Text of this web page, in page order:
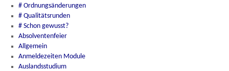
# Ordnungsänderungen
# Qualitätsrunden
# Schon gewusst?
Absolventenfeier
Allgemein
Anmeldezeiten Module
Auslandsstudium